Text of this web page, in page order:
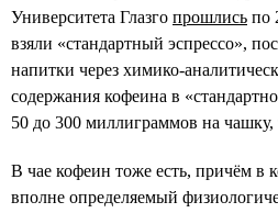
Университета Глазго прошлись по
взяли «стандартный эспрессо»,
напитки через химико-
содержания кофеина в
50 до 300 миллиграммов на чашку,
В чае кофеин тоже есть, причём в
вполне определяемый